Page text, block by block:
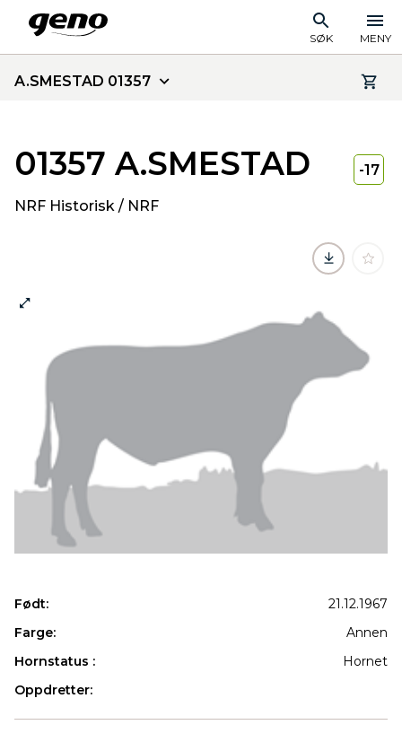
SØK MENY
A.SMESTAD 01357
01357 A.SMESTAD
NRF Historisk / NRF
-17
Født:
21.12.1967
Farge:
Annen
Hornstatus :
Hornet
Oppdretter: